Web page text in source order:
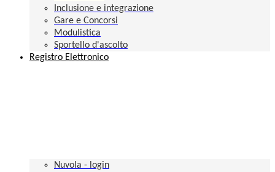
Inclusione e integrazione
Gare e Concorsi
Modulistica
Sportello d'ascolto
Registro Elettronico
Nuvola - login